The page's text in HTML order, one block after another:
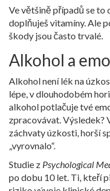
Ve většině případů se to
doplňuješ vitamíny. Ale
škody jsou často trvalé.
Alkohol a
Alkohol není lék na
lépe, v dlouhodobém
alkohol potlačuje tvé
zpracovávat. Výsledek?
záchvaty úzkosti, horší
„vyrovnalo“.
Studie z Psychological
po dobu 10 let. Ti, kteří